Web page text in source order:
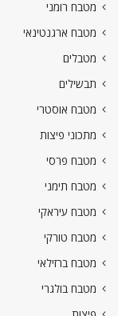
מטבח רומני
מטבח ארגנטינאי
מטבלים
תבשילים
מטבח אוסטרי
מתכוני פיצות
מטבח פרסי
מטבח תימני
מטבח עיראקי
מטבח טורקי
מטבח ברזילאי
מטבח בולגרי